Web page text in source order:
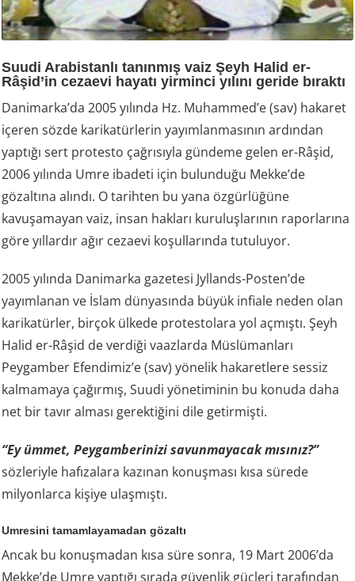
Suudi Arabistanlı tanınmış vaiz Şeyh Halid er-
Râşid’in cezaevi hayatı yirminci yılını geride bıraktı
Danimarka’da 2005 yılında Hz. Muhammed’e (sav) hakaret
içeren sözde karikatürlerin yayımlanmasının ardından
yaptığı sert protesto çağrısıyla gündeme gelen er-Râşid,
2006 yılında Umre ibadeti için bulunduğu Mekke’de
gözaltına alındı. O tarihten bu yana özgürlüğüne
kavuşamayan vaiz, insan hakları kuruluşlarının raporlarına
göre yıllardır ağır cezaevi koşullarında tutuluyor.
2005 yılında Danimarka gazetesi Jyllands-Posten’de
yayımlanan ve İslam dünyasında büyük infiale neden olan
karikatürler, birçok ülkede protestolara yol açmıştı. Şeyh
Halid er-Râşid de verdiği vaazlarda Müslümanları
Peygamber Efendimiz’e (sav) yönelik hakaretlere sessiz
kalmamaya çağırmış, Suudi yönetiminin bu konuda daha
net bir tavır alması gerektiğini dile getirmişti.
“Ey ümmet, Peygamberinizi savunmayacak mısınız?”
sözleriyle hafızalara kazınan konuşması kısa sürede
milyonlarca kişiye ulaşmıştı.
Umresini tamamlayamadan gözaltı
Ancak bu konuşmadan kısa süre sonra, 19 Mart 2006’da
Mekke’de Umre yaptığı sırada güvenlik güçleri tarafından